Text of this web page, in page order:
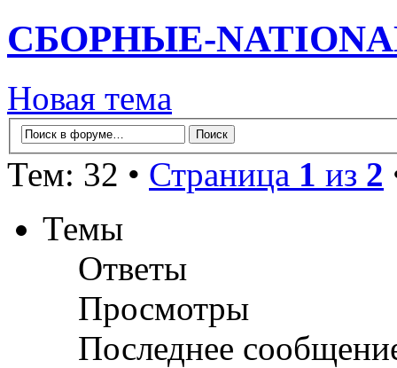
СБОРНЫЕ-
Новая тема
Тем: 32 • Страница 1 из 2
Темы
Ответы
Просмотры
Последнее